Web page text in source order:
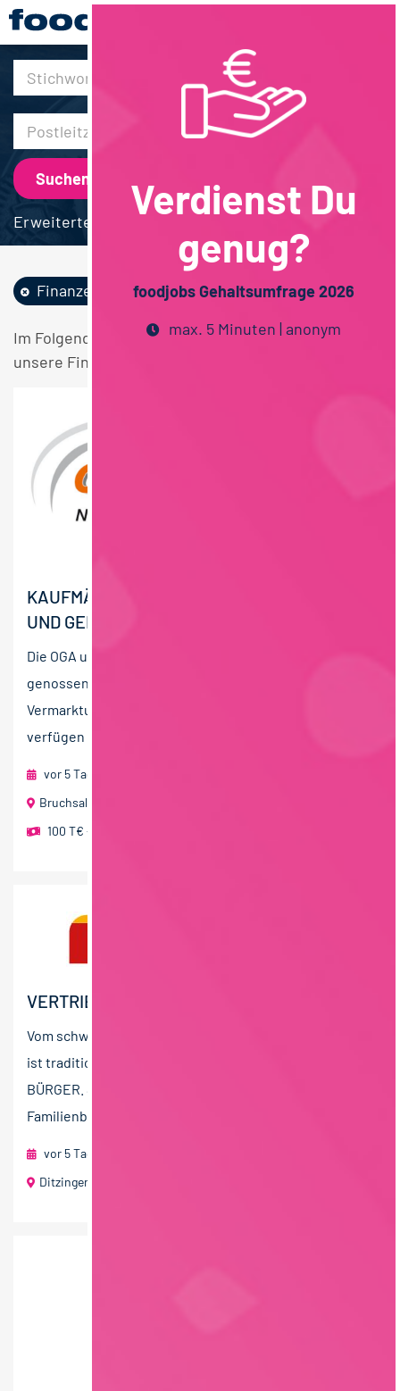
30km
Erweiterte Suche
Finanzen Betriebswirtschaft
Im Folgenden finden Sie einen Überblick über alle
unsere Finanzen Betriebswirtschaft Stellen.
KAUFMÄNNISCHE LEITUNG (M/W/D) OBST-
UND GEMÜSEBRANCHE
Die OGA und OGV Nordbaden eG sind eine
genossenschaftlich organisierte
Vermarktungseinrichtung für Obst und Gemüse und
verfügen über eines der modernsten...
vor 5 Tagen
Bruchsal
100 T€ - 150 T€ pro Jahr
VERTRIEBSCONTROLLER:IN (M/W/D)
Vom schwäbischen Musterbetrieb zur Marktspitze – das
ist traditionsreiche Wertarbeit aus dem Hause
BÜRGER. Seit über 85 Jahren stellt der
Familienbetrieb...
vor 5 Tagen
Ditzingen und Home Office
Verdienst Du
genug?
foodjobs Gehaltsumfrage 2026
max. 5 Minuten | anonym